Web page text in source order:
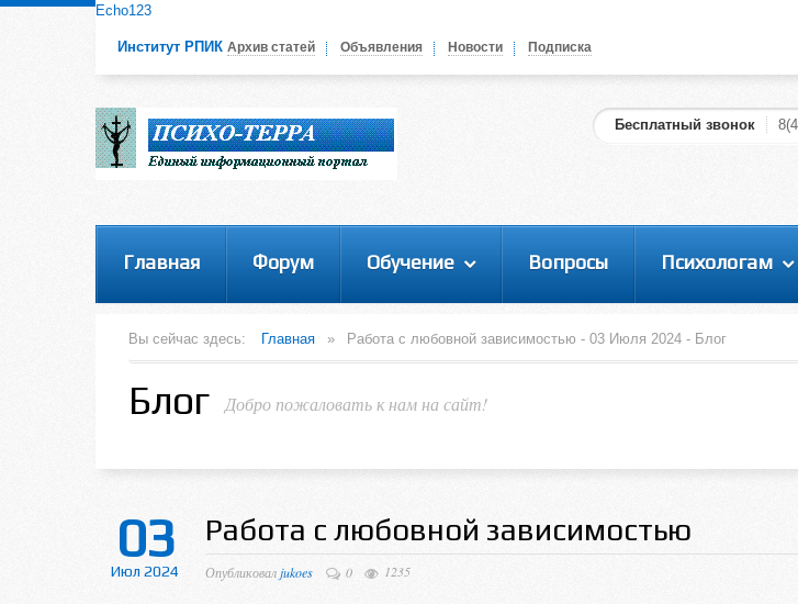
Психологам РАПП
Если Вы хотите разместить информацию о
своей деятельности на нашем портале,
вам пользоваться всеми функциями нашего
Православный психолог
пользоваться
Echo123
Институт РПИК Архив статей Объявления Новости Подписка
Бесплатный звонок
Главная Форум Обучение Вопросы Психологам
Вы сейчас здесь: Главная » Работа с любовной зависимостью - 03 Июля 2024 - Блог
Блог Добро пожаловать к нам на сайт!
03
Июл 2024
Работа с любовной зависимостью
Опубликовал jukoes 0 1235